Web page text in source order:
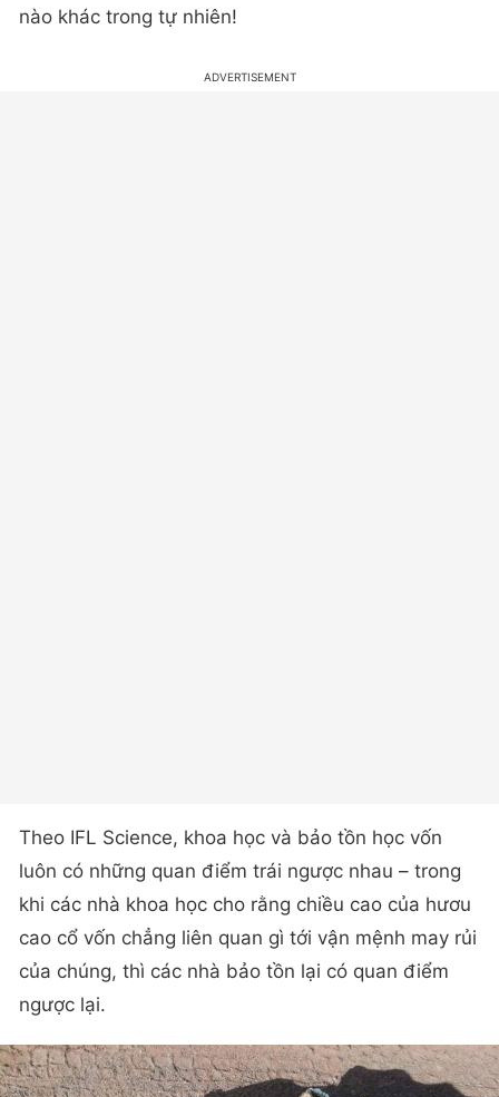
nào khác trong tự nhiên!
Theo IFL Science, khoa học và bảo tồn học vốn
luôn có những quan điểm trái ngược nhau – trong
khi các nhà khoa học cho rằng chiều cao của hươu
cao cổ vốn chẳng liên quan gì tới vận mệnh may rủi
của chúng, thì các nhà bảo tồn lại có quan điểm
ngược lại.